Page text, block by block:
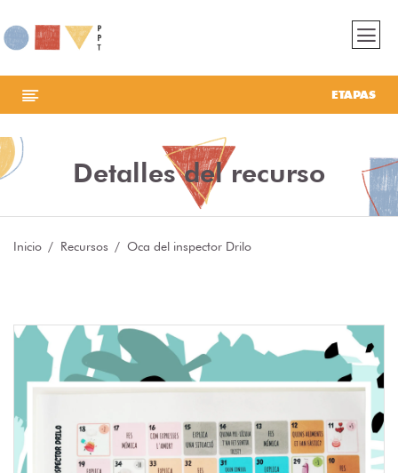
ETAPAS
Detalles del recurso
Inicio Recursos Oca del inspector Drilo